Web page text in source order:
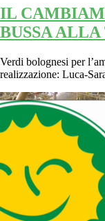
IL
BUSSA
Verdi bolognesi per
realizzazione: Luca-